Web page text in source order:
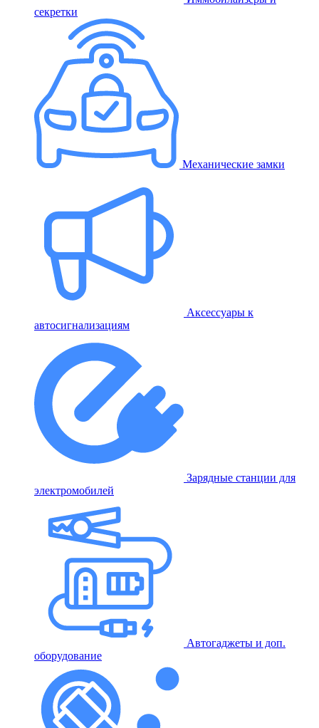
секретки
Механические замки
Аксессуары к
автосигнализациям
Зарядные станции для
электромобилей
Автогаджеты и доп.
оборудование